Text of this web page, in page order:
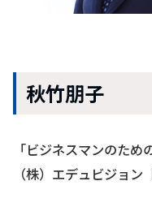
秋竹朋子
「ビジネスマンのため
（株）エデュビジョ